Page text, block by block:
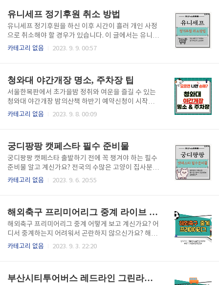
할까요? 운행 중지가 확정이 된 경..
라마 우아한 제국 (보러가기)의 남자주인공이 갑자기
변경되어 하차하게 되었습니다. 현재 우아한제국을 끌
어가고 있는 남자주인공인 김진우를 대신해서 어떤 배
우가 모습을 나타낼까요? 우아한제국 주인공 변경된 이
유 우아한 제국 다시보기 위 링크를 통해 남자주인공이
경된 남자주인공은 드라마 K-팝 최강 서..
유니세프 정기후원 취소 방법
유니세프 정기후원을 하신 이후 시간이 흘러 개인 사정
으로 취소해야 할 경우가 있습니다. 이 글에서는 유니세
프 정기후원 취소 방법 4 가지과 각 방법들의 장점, 단점
정으로 유니세프 정기후원을 취소하는 경우도 있습니
다. 하지만 정기후원 취소하는 방법을 쉽게 찾으실 수
없어서 곤란하지 않으신가요? 이 글에서는 유니세프 정
기후원 취소 방법 알려드립니다. 바쁘신 분들은 아래 링
크를 통해 인터넷으로 바로 취소 요청을 하실 수 있습니
의를 남겨보세요. 자세한 방..
카테고리 없음 2023. 9. 9. 00:57
청와대 야간개장 명소, 주차장 팁
서울한복판에서 초가을밤 정취와 여운을 즐길 수 있는
청와대 야간개장 밤의산책 하반기 예약신청이 시작되
었습니다. 이글에서는 청와대 야간개장 명소, 주차장 팁
탐방에 성공해보세요! 목차 청와대 야간개장 명소 BES
T 3 청와대는 상반기, 하반기에 야간개장을 한시적으
로 오픈합니다. 평소와 야간개장 명소는 사뭇 다른 분위
기를 이루고 있는 탓에 지겨울 새가 없는 것 같습니다.
예전에는 일반인들에게 공개되지 않았던 대통령들의
0명씩 소수인원으로 청와대 야간개..
카테고리 없음 2023. 9. 8. 00:09
궁디팡팡 캣페스타 필수 준비물
궁디팡팡 캣페스타 출발하기 전에 꼭 챙겨야 하는 필수
준비물 알고 계신가요? 전국의 수많은 고양이 집사분들
이 벼루고 가시는 고양이 관련 가장 큰 행사인 궁디팡팡
사전예매, 현장구매 궁디팡팡 캣페스타는 수많은 고양
이 집사님들이 방문하는 국내 최대 고양이 전용 행사이
기도 합니다. 궁디팡팡 캣페스타가 진행되는 날짜 두달
전부터 사전예매를 시작하기 때문에 궁디팡팡에 방문
예정이시라면 반드시 사전예매부터 시작하시길 바랍니
집사분들은 사전예매를 통해 ..
카테고리 없음 2023. 9. 6. 20:55
해외축구 프리미어리그 중계 라이브 모바일, TV중계, 하이라이트, 경기일정
해외축구 프리미어리그 중계 어떻게 보고 계신가요? 어
디서 중계하는지 어려워서 곤란하지 않으신가요? 해외
축구 프리미어리그 중계 라이브, 모바일, TV중계, 하이
외축구 프리미어리그 중계 보는 방법 아래 Arsenal T
카테고리 없음 2023. 9. 3. 22:20
부산시티투어버스 레드라인 그린라인 정류장 위치, 시간표